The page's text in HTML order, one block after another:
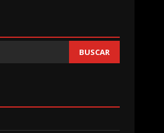
BUSCAR